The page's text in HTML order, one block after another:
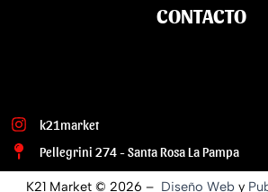
CONTACTO
k21market
Pellegrini 274 - Santa Rosa La Pampa
K21 Market © 2026 – Diseño Weby